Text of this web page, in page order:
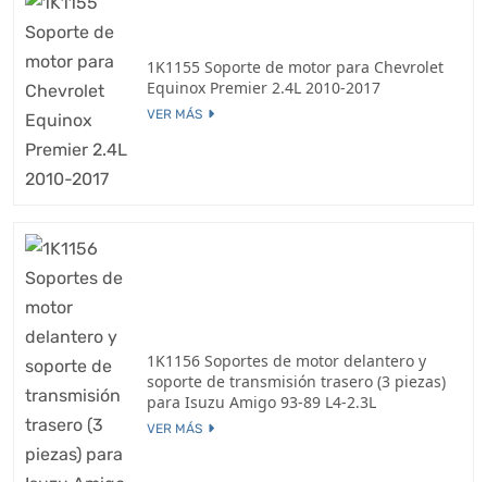
1K1155 Soporte de motor para Chevrolet
Equinox Premier 2.4L 2010-2017
VER MÁS
1K1156 Soportes de motor delantero y
soporte de transmisión trasero (3 piezas)
para Isuzu Amigo 93-89 L4-2.3L
VER MÁS